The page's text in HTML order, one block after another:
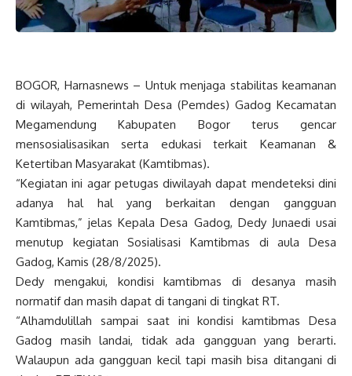
BOGOR, Harnasnews – Untuk menjaga stabilitas keamanan
di wilayah, Pemerintah Desa (Pemdes) Gadog Kecamatan
Megamendung Kabupaten Bogor terus gencar
mensosialisasikan serta edukasi terkait Keamanan &
Ketertiban Masyarakat (Kamtibmas).
“Kegiatan ini agar petugas diwilayah dapat mendeteksi dini
adanya hal hal yang berkaitan dengan gangguan
Kamtibmas,” jelas Kepala Desa Gadog, Dedy Junaedi usai
menutup kegiatan Sosialisasi Kamtibmas di aula Desa
Gadog, Kamis (28/8/2025).
Dedy mengakui, kondisi kamtibmas di desanya masih
normatif dan masih dapat di tangani di tingkat RT.
“Alhamdulillah sampai saat ini kondisi kamtibmas Desa
Gadog masih landai, tidak ada gangguan yang berarti.
Walaupun ada gangguan kecil tapi masih bisa ditangani di